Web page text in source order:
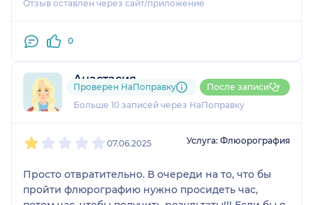
Отзыв оставлен через сайт/приложение
0
Анастасия
11 отзывов
Больше 10 записей через НаПоправку
Проверен НаПоправку После записи
07.06.2025 Услуга: Флюорография
Просто отвратительно. В очереди на то, что бы
пройти флюрографию нужно просидеть час,